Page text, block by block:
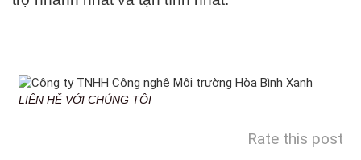
LIÊN HỆ VỚI CHÚNG TÔI
Rate this post